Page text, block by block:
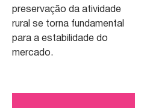
preservação da atividade
rural se torna fundamental
para a estabilidade do
mercado.